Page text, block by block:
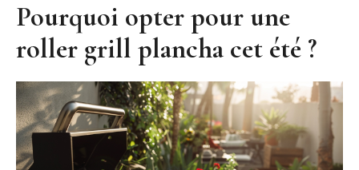
Pourquoi opter pour une
roller grill plancha cet été ?